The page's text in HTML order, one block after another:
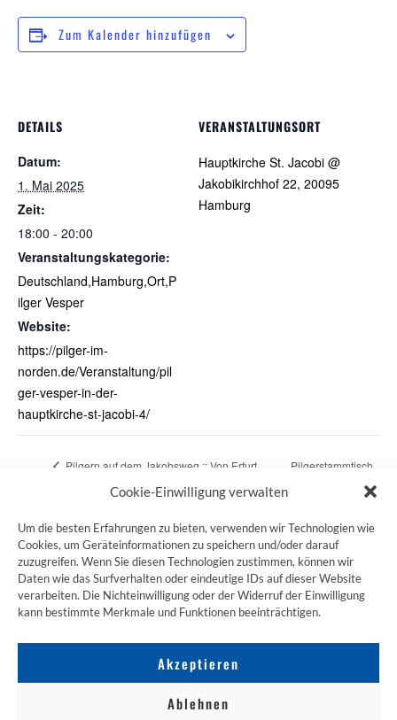
Cookie-Einwilligung verwalten
Um die besten Erfahrungen zu bieten, verwenden wir Technologien wie
Cookies, um Geräteinformationen zu speichern und/oder darauf
zuzugreifen. Wenn Sie diesen Technologien zustimmen, können wir
Daten wie das Surfverhalten oder eindeutige IDs auf dieser Website
verarbeiten. Die Nichteinwilligung oder der Widerruf der Einwilligung
kann bestimmte Merkmale und Funktionen beeinträchtigen.
Akzeptieren
Ablehnen
Zum Kalender hinzufügen
DETAILS
Datum:
1. Mai 2025
Zeit:
18:00 - 20:00
Veranstaltungskategorie:
Deutschland,Hamburg,Ort,P
ilger Vesper
Website:
https://pilger-im-
norden.de/Veranstaltung/pil
ger-vesper-in-der-
hauptkirche-st-jacobi-4/
VERANSTALTUNGSORT
Hauptkirche St. Jacobi @
Jakobikirchhof 22, 20095
Hamburg
Pilgern auf dem Jakobsweg :: Von Erfurt
nach Neuhaus Rennweg
Pilgerstammtisch
Volkach
ZUM JAKOBSWEG SHOP